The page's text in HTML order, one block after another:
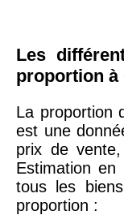
19ème
arrondissement
51100 -Reims
75013 -Paris
13ème
arrondissement
Les
proportion à
La proportion
est une
prix de
Estimation
tous les
proportion :